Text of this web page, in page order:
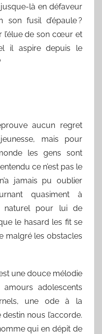
là en défaveur
son fusil d’épaule ?
l’élue de son cœur et
il aspire depuis le
aucun regret
mais pour
les gens sont
ce n’est pas le
jamais pu oublier
quasiment à
naturel pour lui de
le hasard les fit se
malgré les obstacles
une douce mélodie
adolescents
une ode à la
nous l’accorde.
qui en dépit de